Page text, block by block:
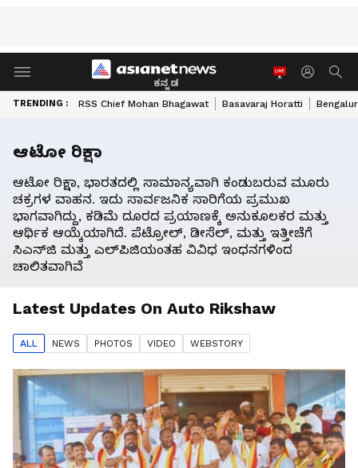
ಕನ್ನಡ
TRENDING : RSS Chief Mohan Bhagawat Basavaraj Horatti
ಆಟೋ ರಿಕ್ಷಾ
ಆಟೋ ರಿಕ್ಷಾ, ಭಾರತದಲ್ಲಿ ಸಾಮಾನ್ಯವಾಗಿ ಕಂಡುಬರುವ ಮೂರು
ಚಕ್ರಗಳ ವಾಹನ. ಇದು ಸಾರ್ವಜನಿಕ ಸಾರಿಗೆಯ ಪ್ರಮುಖ
ಭಾಗವಾಗಿದ್ದು, ಕಡಿಮೆ ದೂರದ ಪ್ರಯಾಣಕ್ಕೆ ಅನುಕೂಲಕರ ಮತ್ತು
ಆರ್ಥಿಕ ಆಯ್ಕೆಯಾಗಿದೆ. ಪೆಟ್ರೋಲ್, ಡೀಸೆಲ್, ಮತ್ತು ಇತ್ತೀಚೆಗೆ
ಸಿಎನ್‌ಜಿ ಮತ್ತು ಎಲ್‌ಪಿಜಿಯಂತಹ ವಿವಿಧ ಇಂಧನಗಳಿಂದ
ಚಾಲಿತವಾಗಿವೆ
Latest Updates On Auto Rikshaw
ALL NEWS PHOTOS VIDEO WEBSTORY